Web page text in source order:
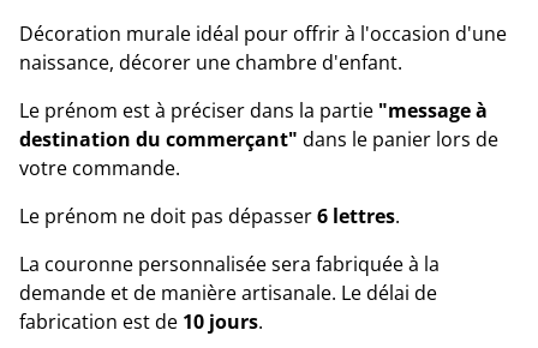
Décoration murale idéal pour offrir à l'occasion d'une
naissance, décorer une chambre d'enfant.
Le prénom est à préciser dans la partie "message à
destination du commerçant" dans le panier lors de
votre commande.
Le prénom ne doit pas dépasser6 lettres.
La couronne personnalisée sera fabriquée à la
demande et de manière artisanale. Le délai de
fabrication est de 10 jours.